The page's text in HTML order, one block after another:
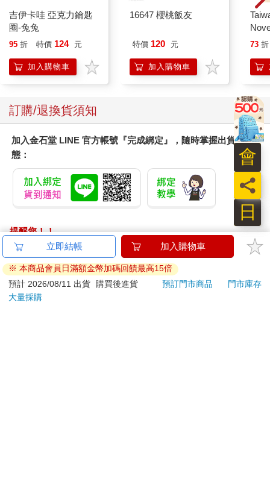
裡，就算沒有，暴風雨也把牠們嚇得無法生蛋）。最大的問題還
是飲水，有兩個水箱有漏洞，全部漏光了（又是納尼亞的效率問
題），現在只能用配給的，每個人每天只能分配到三百CC，這樣
可以維持十二天（倒是還有許多甜酒和葡萄酒，不過連他們都知
道喝酒只會讓人更口渴）。
「當然，如果可以的話，最明智的辦法是立刻朝向西邊，駛回寂
島，但是我們靠著強烈的順風，花了十八天到達這裡，即使有東
風，回去也要花更久的時間，何況此刻並沒有吹東風的跡象—事
實上，根本半點風也沒有。如果搖槳的話，所需的時間更長，賈
思潘也說，每天只靠三百CC的水是不可能有體力搖槳的。我敢肯
定地說他錯了，我試著向他解釋流汗會使人降低體溫，所以只要
工作就可以不需要太多的水。可是他一點也不理會，他每次想不
出答案時都是這樣。其他人都贊成繼續往前走，希望能夠發現陸
地。我覺得我有責任告知他們，我們根本不知道前方有沒有陸
地，而且我也試著讓他們明白不切實際的想法是危險的。不料他
們不但想不出更好的辦法，反而厚著臉皮問我有什麼建議。於是
我便不動聲色地說我是被綁架的，這次愚蠢的航行並非我的自
願，所以我沒有義務幫他們解決問題。
「九月四日 還是風平浪靜。晚餐用配給的，我分到最少。賈思
潘分菜時有動一些手腳，他以為我不知道！露西倒是想彌補，所
以提議把她的食物分一些給我，可是那個雞婆的愛德蒙反對。太
陽好熱，一整個晚上都好渴。
「九月五日 依舊風平浪靜，加上很熱。一整天都很不舒服，我
吉伊卡哇 亞克力鑰匙
圈-兔兔
95 折 特價 124 元
加入購物車
16647 櫻桃飯友
特價 120 元
加入購物車
73 折
訂購/退換貨須知
加入金石堂 LINE 官方帳號『完成綁定』，隨時掌握出貨動
態：
提醒您！！
金石堂及銀行均不會請您操作ATM! 如接獲電話要求您前往
ATM提款機，請不要聽從指示，以免受騙上當！
退換貨須知：
**提醒您，鑑賞期不等於試用期，退回商品須為全新狀態**
立即結帳 加入購物車
※ 本商品會員日滿額金幣加碼回饋最高15倍
預計 2026/08/11 出貨
購買後進貨 預訂門市商品
門市庫存
大量採購
日
員
會